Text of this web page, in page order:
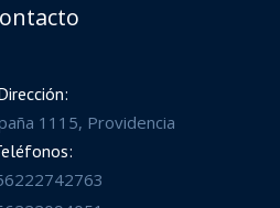
1115, Providencia